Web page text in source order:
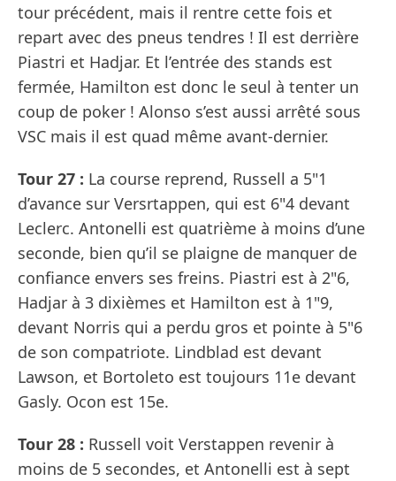
tour précédent, mais il rentre cette fois et
repart avec des pneus tendres ! Il est derrière
Piastri et Hadjar. Et l’entrée des stands est
fermée, Hamilton est donc le seul à tenter un
coup de poker ! Alonso s’est aussi arrêté sous
VSC mais il est quad même avant-dernier.
Tour 27 : La course reprend, Russell a 5"1
d’avance sur Versrtappen, qui est 6"4 devant
Leclerc. Antonelli est quatrième à moins d’une
seconde, bien qu’il se plaigne de manquer de
confiance envers ses freins. Piastri est à 2"6,
Hadjar à 3 dixièmes et Hamilton est à 1"9,
devant Norris qui a perdu gros et pointe à 5"6
de son compatriote. Lindblad est devant
Lawson, et Bortoleto est toujours 11e devant
Gasly. Ocon est 15e.
Tour 28 : Russell voit Verstappen revenir à
moins de 5 secondes, et Antonelli est à sept